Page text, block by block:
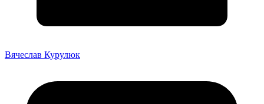
Вячеслав Курулюк